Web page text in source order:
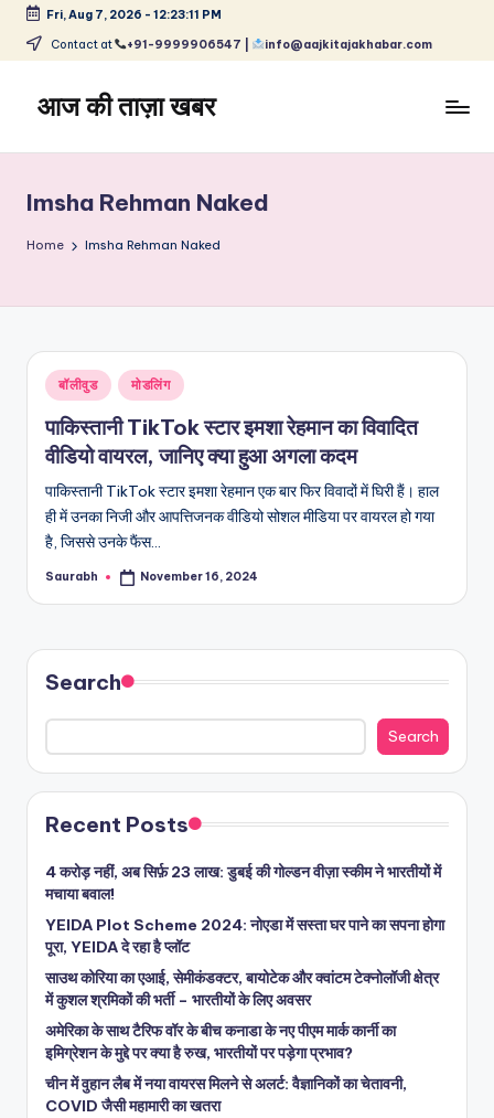
Skip
content
Fri, Aug 7, 2026 - 12:23:11 PM
Contact at +91-9999906547 | info@aajkitajakhabar.com
आज की ताज़ा खबर
समाचार
–
और
विश्व
Imsha Rehman Naked
Home Imsha Rehman Naked
Posted
in
बॉलीवुड मोडलिंग
पाकिस्तानी TikTok स्टार इमशा रेहमान का विवादित
वीडियो वायरल, जानिए क्या हुआ अगला कदम
पाकिस्तानी TikTok स्टार इमशा रेहमान एक बार फिर विवादों में घिरी हैं। हाल
ही में उनका निजी और आपत्तिजनक वीडियो सोशल मीडिया पर वायरल हो गया
है, जिससे उनके फैंस…
Posted
Saurabh November 16, 2024
Search
Search
Recent Posts
4 करोड़ नहीं, अब सिर्फ़ 23 लाख: डुबई की गोल्डन वीज़ा स्कीम ने भारतीयों में
मचाया बवाल!
YEIDA Plot Scheme 2024: नोएडा में सस्ता घर पाने का सपना होगा
पूरा, YEIDA दे रहा है प्लॉट
साउथ कोरिया का एआई, सेमीकंडक्टर, बायोटेक और क्वांटम टेक्नोलॉजी क्षेत्र
में कुशल श्रमिकों की भर्ती – भारतीयों के लिए अवसर
अमेरिका के साथ टैरिफ वॉर के बीच कनाडा के नए पीएम मार्क कार्नी का
इमिग्रेशन के मुद्दे पर क्या है रुख, भारतीयों पर पड़ेगा प्रभाव?
चीन में वुहान लैब में नया वायरस मिलने से अलर्ट: वैज्ञानिकों का चेतावनी,
COVID जैसी महामारी का खतरा